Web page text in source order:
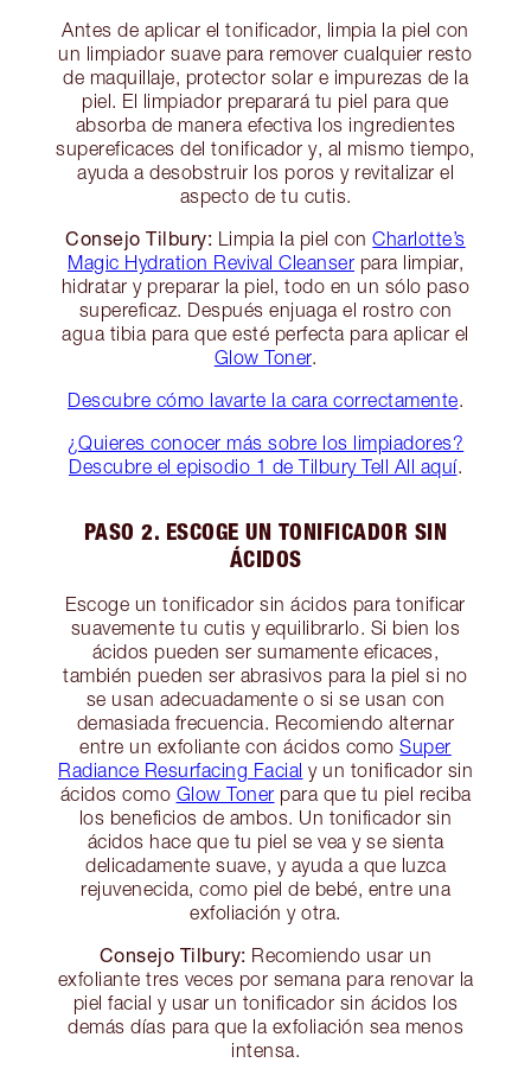
Antes de aplicar el tonificador, limpia la piel con
un limpiador suave para remover cualquier resto
de maquillaje, protector solar e impurezas de la
piel. El limpiador preparará tu piel para que
absorba de manera efectiva los ingredientes
supereficaces del tonificador y, al mismo tiempo,
ayuda a desobstruir los poros y revitalizar el
aspecto de tu cutis.
Consejo Tilbury: Limpia la piel conCharlotte’s
Magic Hydration Revival Cleanser para limpiar,
hidratar y preparar la piel, todo en un sólo paso
supereficaz. Después enjuaga el rostro con
agua tibia para que esté perfecta para aplicar el
Glow Toner.
Descubre cómo lavarte la cara correctamente.
¿Quieres conocer más sobre los limpiadores?
Descubre el episodio 1 de Tilbury Tell All aquí.
PASO 2. ESCOGE UN TONIFICADOR SIN
ÁCIDOS
Escoge un tonificador sin ácidos para tonificar
suavemente tu cutis y equilibrarlo. Si bien los
ácidos pueden ser sumamente eficaces,
también pueden ser abrasivos para la piel si no
se usan adecuadamente o si se usan con
demasiada frecuencia. Recomiendo alternar
entre un exfoliante con ácidos comoSuper
Radiance Resurfacing Facial y un tonificador sin
ácidos como Glow Toner para que tu piel reciba
los beneficios de ambos. Un tonificador sin
ácidos hace que tu piel se vea y se sienta
delicadamente suave, y ayuda a que luzca
rejuvenecida, como piel de bebé, entre una
exfoliación y otra.
Consejo Tilbury: Recomiendo usar un
exfoliante tres veces por semana para renovar la
piel facial y usar un tonificador sin ácidos los
demás días para que la exfoliación sea menos
intensa.